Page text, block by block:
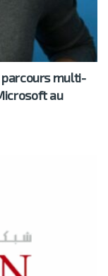
parcours multi-
au